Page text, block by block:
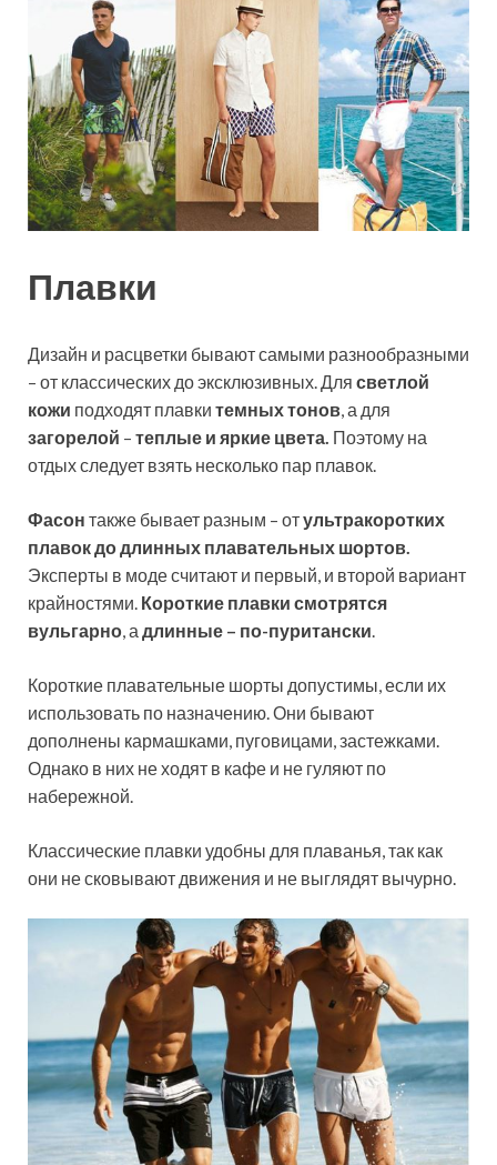
Плавки
Дизайн и расцветки бывают самыми разнообразными
– от классических до эксклюзивных. Для светлой
кожи подходят плавки темных тонов, а для
загорелой – теплые и яркие цвета. Поэтому на
отдых следует взять несколько пар плавок.
Фасон также бывает разным – отультракоротких
плавок до длинных плавательных шортов.
Эксперты в моде считают и первый, и второй вариант
крайностями. Короткие плавки смотрятся
вульгарно, а длинные – по-пуритански.
Короткие плавательные шорты допустимы, если их
использовать по назначению. Они бывают
дополнены кармашками, пуговицами, застежками.
Однако в них не ходят в кафе и не гуляют по
набережной.
Классические плавки удобны для плаванья, так как
они не сковывают движения и не выглядят вычурно.